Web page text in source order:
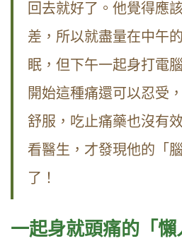
回去就好了。他覺得應
差，所以就盡量在中午
眠，但下午一起身打電
開始這種痛還可以忍受
舒服，吃止痛藥也沒有
看醫生，才發現他的「
了！
一起身就頭痛的「懶